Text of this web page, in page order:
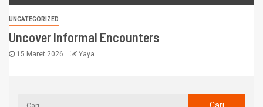
UNCATEGORIZED
Uncover Informal Encounters
15 Maret 2026 Yaya